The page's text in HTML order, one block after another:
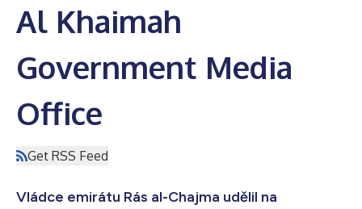
Al Khaimah
Government Media
Office
Get RSS Feed
Vládce emirátu Rás al-Chajma udělil na